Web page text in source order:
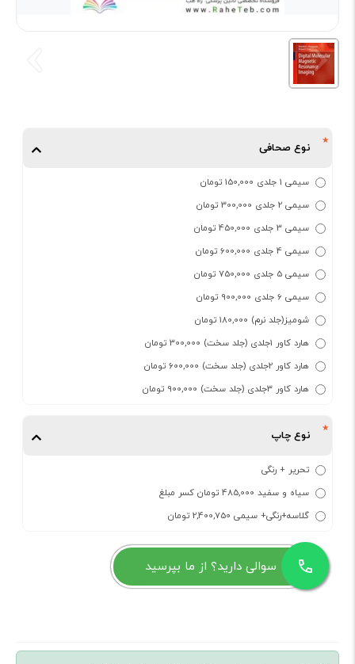
نوع صحافی
سیمی 1 جلدی 150,000 تومان
سیمی 2 جلدی 300,000 تومان
سیمی 3 جلدی 450,000 تومان
سیمی 4 جلدی 600,000 تومان
سیمی 5 جلدی 750,000 تومان
سیمی 6 جلدی 900,000 تومان
شومیز(جلد نرم) 180,000 تومان
هارد کاور 1جلدی (جلد سخت) 300,000 تومان
هارد کاور 2جلدی (جلد سخت) 600,000 تومان
هارد کاور 3جلدی (جلد سخت) 900,000 تومان
نوع چاپ
تحریر + رنگی
سیاه و سفید 485,000 تومان کسر مبلغ
گلاسه+رنگی+ سیمی 2,400,750 تومان
سوالی دارید؟ از ما بپرسید